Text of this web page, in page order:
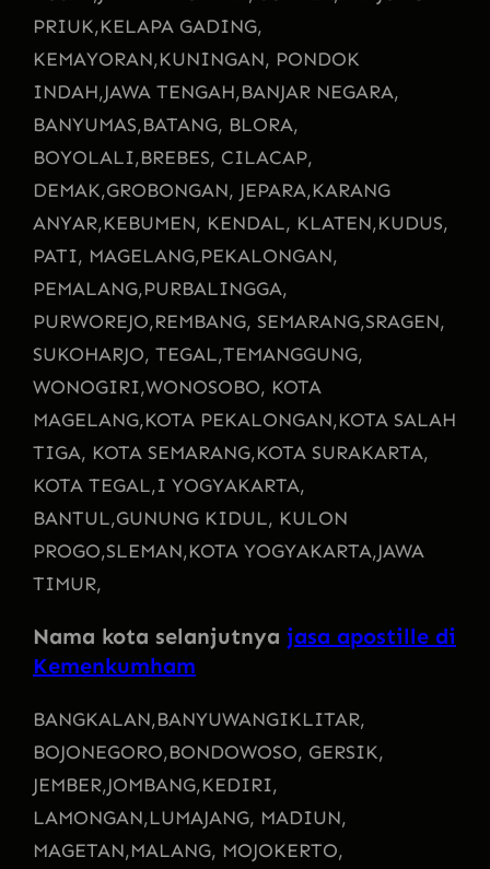
PRIUK,KELAPA GADING,
KEMAYORAN,KUNINGAN, PONDOK
INDAH,JAWA TENGAH,BANJAR NEGARA,
BANYUMAS,BATANG, BLORA,
BOYOLALI,BREBES, CILACAP,
DEMAK,GROBONGAN, JEPARA,KARANG
ANYAR,KEBUMEN, KENDAL, KLATEN,KUDUS,
PATI, MAGELANG,PEKALONGAN,
PEMALANG,PURBALINGGA,
PURWOREJO,REMBANG, SEMARANG,SRAGEN,
SUKOHARJO, TEGAL,TEMANGGUNG,
WONOGIRI,WONOSOBO, KOTA
MAGELANG,KOTA PEKALONGAN,KOTA SALAH
TIGA, KOTA SEMARANG,KOTA SURAKARTA,
KOTA TEGAL,I YOGYAKARTA,
BANTUL,GUNUNG KIDUL, KULON
PROGO,SLEMAN,KOTA YOGYAKARTA,JAWA
TIMUR,
Nama kota selanjutnya jasa apostille di
Kemenkumham
BANGKALAN,BANYUWANGIKLITAR,
BOJONEGORO,BONDOWOSO, GERSIK,
JEMBER,JOMBANG,KEDIRI,
LAMONGAN,LUMAJANG, MADIUN,
MAGETAN,MALANG, MOJOKERTO,